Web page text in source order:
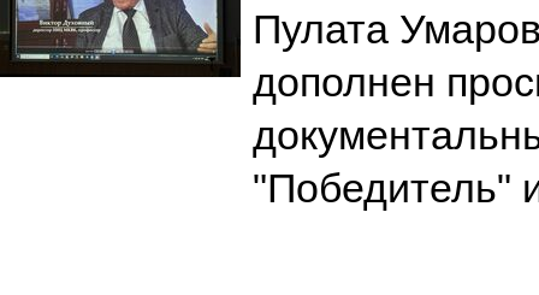
Пулата
дополнен
"Победитель"